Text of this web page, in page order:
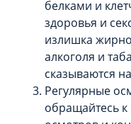
белками и
здоровья и
излишка
алкоголя и
сказываются
Регулярные
обращайтесь к